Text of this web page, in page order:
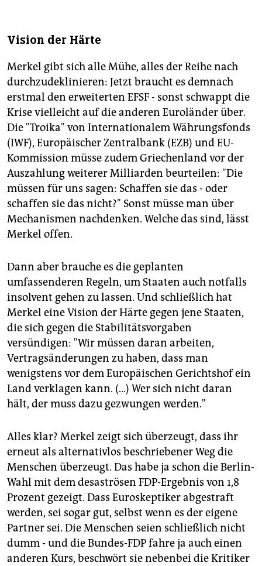
Vision der Härte
Merkel gibt sich alle Mühe, alles der Reihe nach
durchzudeklinieren: Jetzt braucht es demnach
erstmal den erweiterten EFSF - sonst schwappt die
Krise vielleicht auf die anderen Euroländer über.
Die "Troika" von Internationalem Währungsfonds
(IWF), Europäischer Zentralbank (EZB) und EU-
Kommission müsse zudem Griechenland vor der
Auszahlung weiterer Milliarden beurteilen: "Die
müssen für uns sagen: Schaffen sie das - oder
schaffen sie das nicht?" Sonst müsse man über
Mechanismen nachdenken. Welche das sind, lässt
Merkel offen.
Dann aber brauche es die geplanten
umfassenderen Regeln, um Staaten auch notfalls
insolvent gehen zu lassen. Und schließlich hat
Merkel eine Vision der Härte gegen jene Staaten,
die sich gegen die Stabilitätsvorgaben
versündigen: "Wir müssen daran arbeiten,
Vertragsänderungen zu haben, dass man
wenigstens vor dem Europäischen Gerichtshof ein
Land verklagen kann. (...) Wer sich nicht daran
hält, der muss dazu gezwungen werden."
Alles klar? Merkel zeigt sich überzeugt, dass ihr
erneut als alternativlos beschriebener Weg die
Menschen überzeugt. Das habe ja schon die Berlin-
Wahl mit dem desaströsen FDP-Ergebnis von 1,8
Prozent gezeigt. Dass Euroskeptiker abgestraft
werden, sei sogar gut, selbst wenn es der eigene
Partner sei. Die Menschen seien schließlich nicht
dumm - und die Bundes-FDP fahre ja auch einen
anderen Kurs, beschwört sie nebenbei die Kritiker